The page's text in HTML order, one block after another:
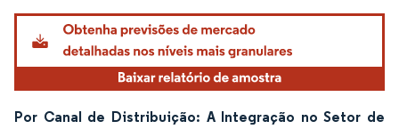
Por Canal de Distribuição: A Integração no Setor de